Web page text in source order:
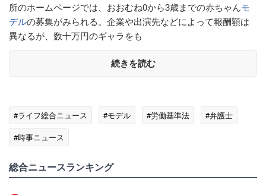
所のホームページでは、おおむね0から3歳までの赤ちゃんモ
デルの募集がみられる。企業や出演先などによって報酬額は
異なるが、数十万円のギャラをも
続きを読む
#ライフ総合ニュース #モデル #労働基準法
#弁護士
#時事ニュース
総合ニュースランキング